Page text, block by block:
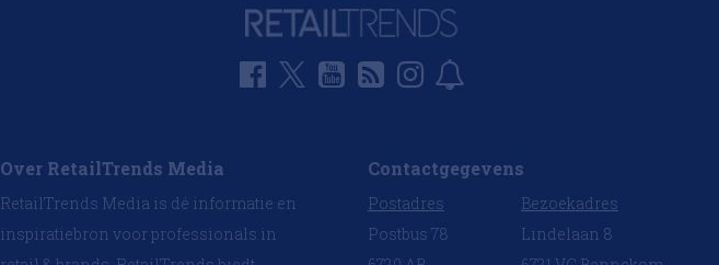
Over RetailTrends Media
RetailTrends Media is dé informatie en
inspiratiebron voor professionals in
Contactgegevens
Postadres
Postbus 78
Bezoekadres
Lindelaan 8